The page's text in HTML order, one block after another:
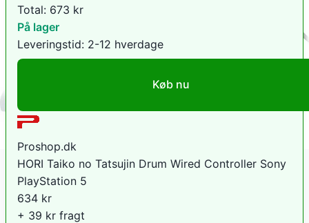
Total: 673 kr
På lager
Leveringstid: 2-12 hverdage
Køb nu
Proshop.dk
HORI Taiko no Tatsujin Drum Wired Controller Sony
PlayStation 5
634 kr
+ 39 kr fragt